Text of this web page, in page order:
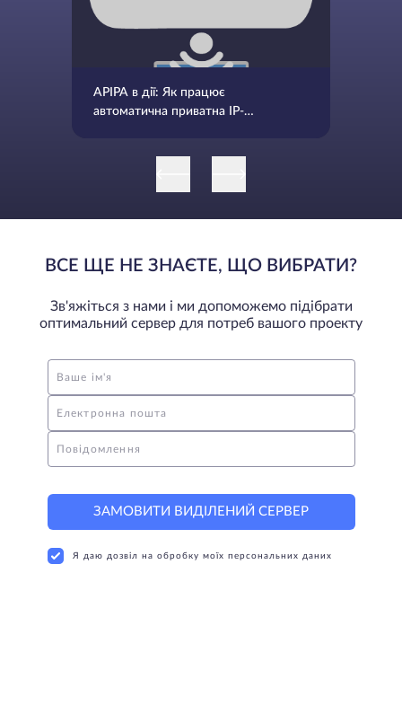
APIPA в дії: Як працює
автоматична приватна IP-
ВСЕ ЩЕ НЕ ЗНАЄТЕ, ЩО ВИБРАТИ?
Зв'яжіться з нами і ми допоможемо підібрати
оптимальний сервер для потреб вашого проекту
Ваше ім'я
Електронна пошта
Повідомлення
ЗАМОВИТИ ВИДІЛЕНИЙ СЕРВЕР
Я даю дозвіл на обробку моїх персональних даних